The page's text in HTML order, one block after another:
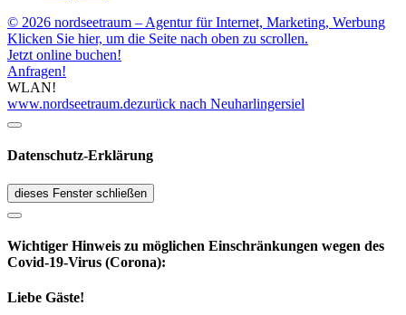
© 2026 nordseetraum – Agentur für Internet, Marketing, Werbung
Klicken Sie hier, um die Seite nach oben zu scrollen.
Jetzt online buchen!
Anfragen!
WLAN!
www.nordseetraum.dezurück nach Neuharlingersiel
Datenschutz-Erklärung
dieses Fenster schließen
Wichtiger Hinweis zu möglichen Ein­schränk­ungen wegen des
Covid-19-Virus (Corona):
Liebe Gäste!